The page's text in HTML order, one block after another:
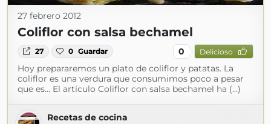
27 febrero 2012
Coliflor con salsa bechamel
27 0 Guardar 0 Delicioso
Hoy prepararemos un plato de coliflor y patatas. La
coliflor es una verdura que consumimos poco a pesar
que es... El artículo Coliflor con salsa bechamel ha (...)
Recetas de cocina